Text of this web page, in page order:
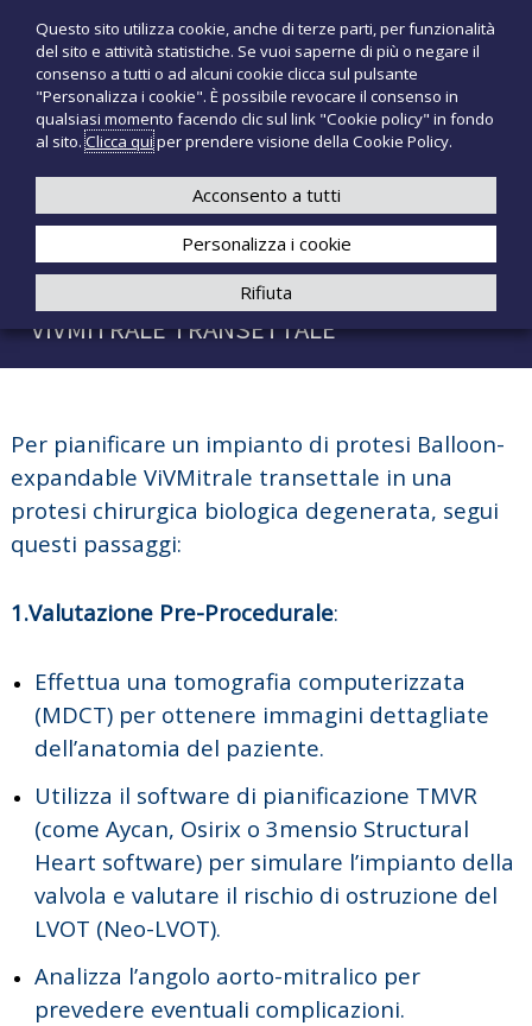
n
T
e
c
n
o
M
e
P
r
d
o
t
i
e
i
a
l
+39 3921526175
PIANIFICARE UN IMPIANTO DI PROTESI B.E.
VIVMITRALE TRANSETTALE
Per pianificare un impianto di protesi Balloon-
expandable ViVMitrale transettale in una
protesi chirurgica biologica degenerata, segui
questi passaggi:
1.Valutazione Pre-Procedurale:
Effettua una tomografia computerizzata
(MDCT) per ottenere immagini dettagliate
dell’anatomia del paziente.
Utilizza il software di pianificazione TMVR
(come Aycan, Osirix o 3mensio Structural
Heart software) per simulare l’impianto della
valvola e valutare il rischio di ostruzione del
LVOT (Neo-LVOT).
Analizza l’angolo aorto-mitralico per
prevedere eventuali complicazioni.
Questo sito utilizza cookie, anche di terze parti, per funzionalità
del sito e attività statistiche. Se vuoi saperne di più o negare il
consenso a tutti o ad alcuni cookie clicca sul pulsante
"Personalizza i cookie". È possibile revocare il consenso in
qualsiasi momento facendo clic sul link "Cookie policy" in fondo
al sito.Clicca quiper prendere visione della Cookie Policy.
Personalizza i cookie
Rifiuta
Acconsento a tutti